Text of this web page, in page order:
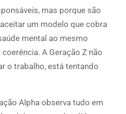
mas porque são
um modelo que cobra
mental ao mesmo
A Geração Z não
o trabalho, está tentando
Alpha observa tudo em